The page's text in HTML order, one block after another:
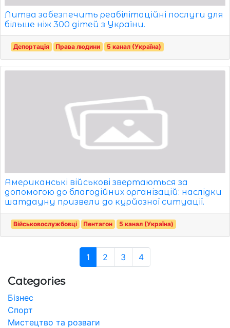
Литва забезпечить реабілітаційні послуги для
більше ніж 300 дітей з України.
Депортація Права людини 5 канал (Україна)
Американські військові звертаються за
допомогою до благодійних організацій: наслідки
шатдауну призвели до курйозної ситуації.
Військовослужбовці Пентагон 5 канал (Україна)
1 2 3 4
Categories
Бізнес
Спорт
Мистецтво та розваги